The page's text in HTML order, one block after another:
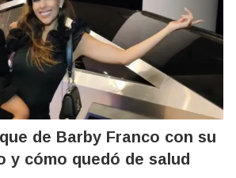
de Barby Franco con su
y cómo quedó de salud